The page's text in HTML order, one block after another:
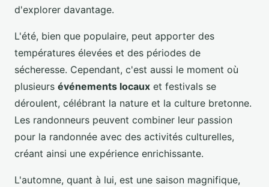
d'explorer davantage.
L'été, bien que populaire, peut apporter des
températures élevées et des périodes de
sécheresse. Cependant, c'est aussi le moment où
plusieurs événements locaux et festivals se
déroulent, célébrant la nature et la culture bretonne.
Les randonneurs peuvent combiner leur passion
pour la randonnée avec des activités culturelles,
créant ainsi une expérience enrichissante.
L'automne, quant à lui, est une saison magnifique,